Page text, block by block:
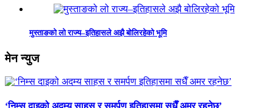
मुस्ताङको लो राज्य–इतिहासले अझै बोलिरहेको भूमि
मेन न्युज
‘निम्स दाइको अदम्य साहस र समर्पण इतिहासमा सधैँ अमर रहनेछ’